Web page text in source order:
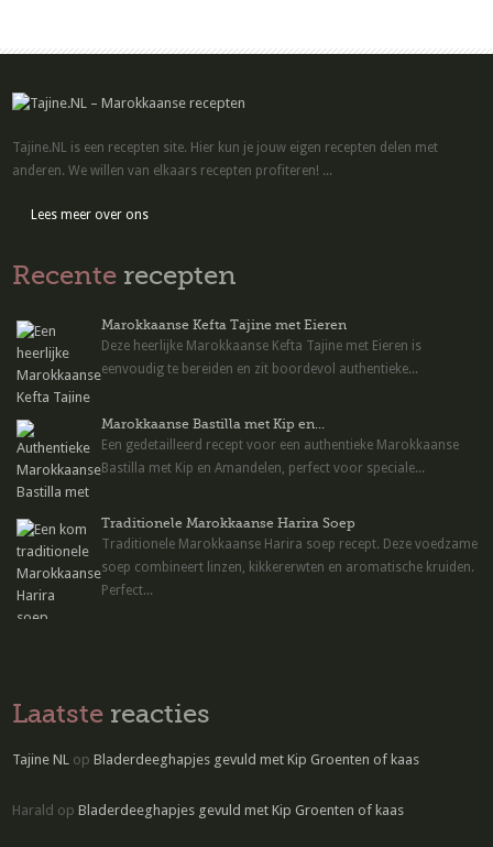
Tajine.NL is een recepten site. Hier kun je jouw eigen recepten delen met
anderen. We willen van elkaars recepten profiteren! ...
Lees meer over ons
Recente recepten
Marokkaanse Kefta Tajine met Eieren
Deze heerlijke Marokkaanse Kefta Tajine met Eieren is
eenvoudig te bereiden en zit boordevol authentieke...
Marokkaanse Bastilla met Kip en...
Een gedetailleerd recept voor een authentieke Marokkaanse
Bastilla met Kip en Amandelen, perfect voor speciale...
Traditionele Marokkaanse Harira Soep
Traditionele Marokkaanse Harira soep recept. Deze voedzame
soep combineert linzen, kikkererwten en aromatische kruiden.
Perfect...
Laatste reacties
Tajine NL opBladerdeeghapjes gevuld met Kip Groenten of kaas
Harald opBladerdeeghapjes gevuld met Kip Groenten of kaas